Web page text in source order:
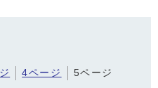
4ページ 5ページ